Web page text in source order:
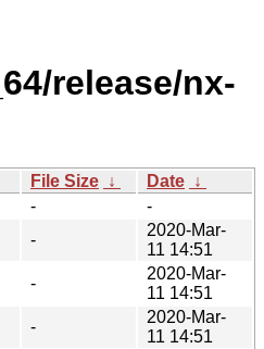
release/nx-
File Size ↓ Date ↓
-
-
-
2020-Mar-
11 14:51
-
2020-Mar-
11 14:51
-
2020-Mar-
11 14:51